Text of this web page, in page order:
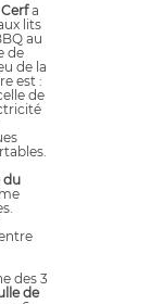
a
lits
au
de
de la
est :
de
du
des 3
de